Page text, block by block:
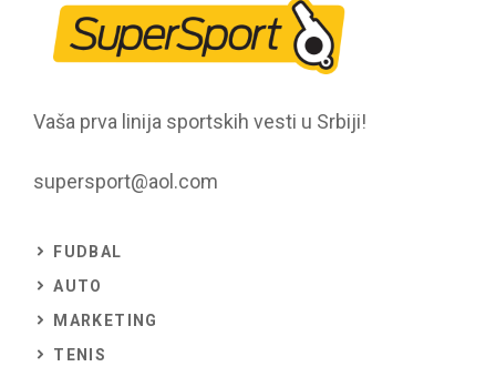
Vaša prva linija sportskih vesti u Srbiji!
supersport@aol.com
FUDBAL
AUTO
MARKETING
TENIS